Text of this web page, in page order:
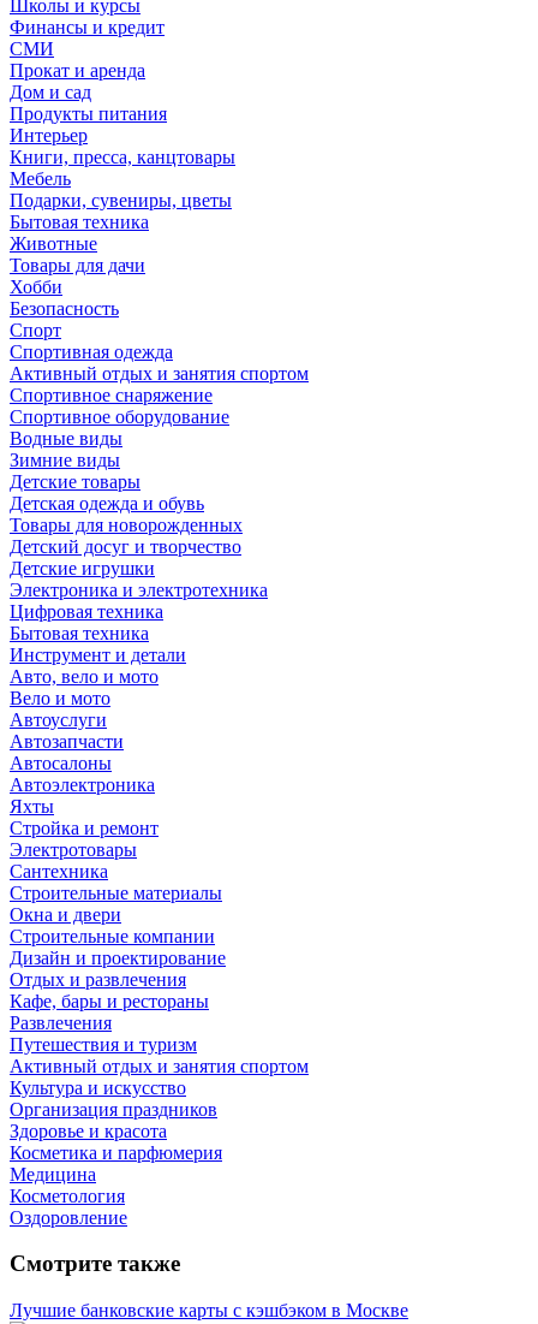
Школы и курсы
Финансы и кредит
СМИ
Прокат и аренда
Дом и сад
Продукты питания
Интерьер
Книги, пресса, канцтовары
Мебель
Подарки, сувениры, цветы
Бытовая техника
Животные
Товары для дачи
Хобби
Безопасность
Спорт
Спортивная одежда
Активный отдых и занятия спортом
Спортивное снаряжение
Спортивное оборудование
Водные виды
Зимние виды
Детские товары
Детская одежда и обувь
Товары для новорожденных
Детский досуг и творчество
Детские игрушки
Электроника и электротехника
Цифровая техника
Бытовая техника
Инструмент и детали
Авто, вело и мото
Вело и мото
Автоуслуги
Автозапчасти
Автосалоны
Автоэлектроника
Яхты
Стройка и ремонт
Электротовары
Сантехника
Строительные материалы
Окна и двери
Строительные компании
Дизайн и проектирование
Отдых и развлечения
Кафе, бары и рестораны
Развлечения
Путешествия и туризм
Активный отдых и занятия спортом
Культура и искусство
Организация праздников
Здоровье и красота
Косметика и парфюмерия
Медицина
Косметология
Оздоровление
Смотрите также
Лучшие банковские карты с кэшбэком в Москве